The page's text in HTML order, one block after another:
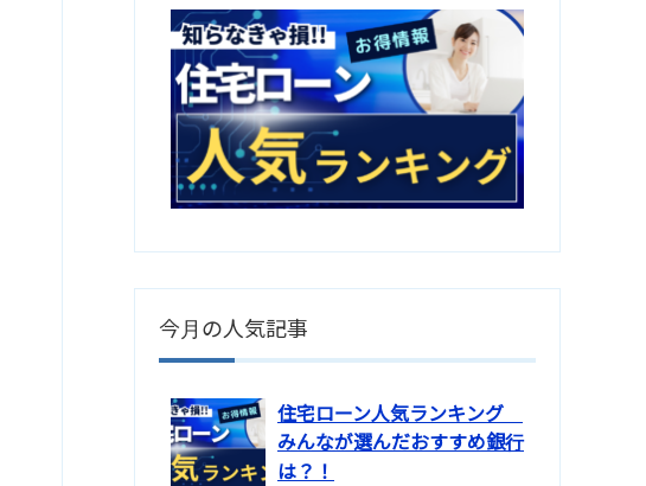
今月の人気記事
住宅ローン人気ランキング
みんなが選んだおすすめ銀行
は？！